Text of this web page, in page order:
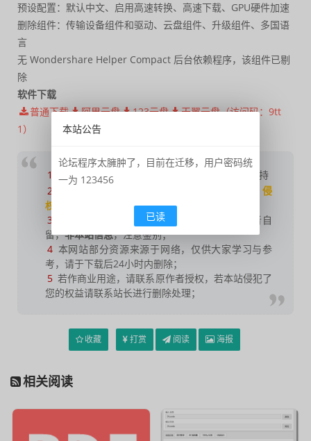
预设配置：默认中文、启用高速转换、高速下载、GPU硬件加速
删除组件：传输设备组件和驱动、云盘组件、升级组件、多国语
言
无 Wondershare Helper Compact 后台依赖程序，该组件已剔
除
软件下载
普通下载
阿里云盘 123云盘
天翼云盘（访问码：9tt
1）
1 如果您喜欢本站，
捐赠本站，感谢支持
2
侵
权删除
；
3
修改版本安卓及电脑软件，
为修改者自
留，非本站信息，注意鉴别；
4 本网站部分资源来源于网络，仅供大家学习与参
考，请于下载后24小时内删除；
5 若作商业用途，请联系原作者授权，若本站侵犯了
您的权益请联系站长进行删除处理；
收藏 打赏 阅读 海报
相关阅读
本站公告
论坛程序太臃肿了，目前在迁移，用户密码统
一为 123456
已读